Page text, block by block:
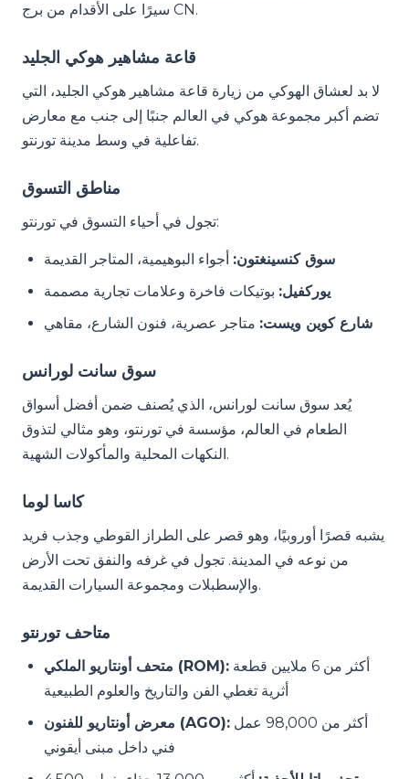
سيرًا على الأقدام من برج CN.
قاعة مشاهير هوكي الجليد
لا بد لعشاق الهوكي من زيارة قاعة مشاهير هوكي الجليد، التي
تضم أكبر مجموعة هوكي في العالم جنبًا إلى جنب مع معارض
تفاعلية في وسط مدينة تورنتو.
مناطق التسوق
تجول في أحياء التسوق في تورنتو:
سوق كنسينغتون: أجواء البوهيمية، المتاجر القديمة
يوركفيل: بوتيكات فاخرة وعلامات تجارية مصممة
شارع كوين ويست: متاجر عصرية، فنون الشارع، مقاهي
سوق سانت لورانس
يُعد سوق سانت لورانس، الذي يُصنف ضمن أفضل أسواق
الطعام في العالم، مؤسسة في تورنتو، وهو مثالي لتذوق
النكهات المحلية والمأكولات الشهية.
كاسا لوما
يشبه قصرًا أوروبيًا، وهو قصر على الطراز القوطي وجذب فريد
من نوعه في المدينة. تجول في غرفه والنفق تحت الأرض
والإسطبلات ومجموعة السيارات القديمة.
متاحف تورنتو
متحف أونتاريو الملكي (ROM):
أثرية تغطي الفن والتاريخ والعلوم الطبيعية
معرض أونتاريو للفنون (AGO):
فني داخل مبنى أيقوني